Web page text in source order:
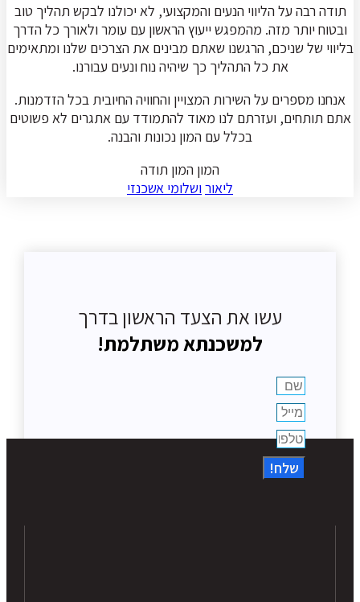
תודה רבה על הליווי הנעים והמקצועי, לא יכולנו לבקש תהליך טוב
ובטוח יותר מזה. מהמפגש ייעוץ הראשון עם עומר ולאורך כל הדרך
בליווי של שניכם, הרגשנו שאתם מבינים את הצרכים שלנו ומתאימים
את כל התהליך כך שיהיה נוח ונעים עבורנו.
אנחנו מספרים על השירות המצויין והחוויה החיובית בכל הזדמנות.
אתם תותחים, ועזרתם לנו מאוד להתמודד עם אתגרים לא פשוטים
בכלל עם המון נכונות והבנה.
המון המון תודה
ליאורושלומי אשכנזי
עשו את הצעד הראשון בדרך
למשכנתא משתלמת!
שלח!